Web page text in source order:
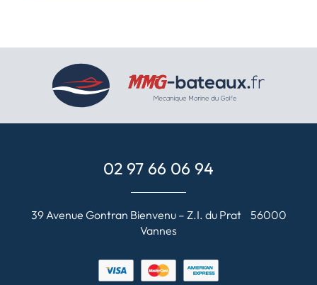
02 97 66 06 94
39 Avenue Gontran Bienvenu – Z.I. du Prat 56000
Vannes